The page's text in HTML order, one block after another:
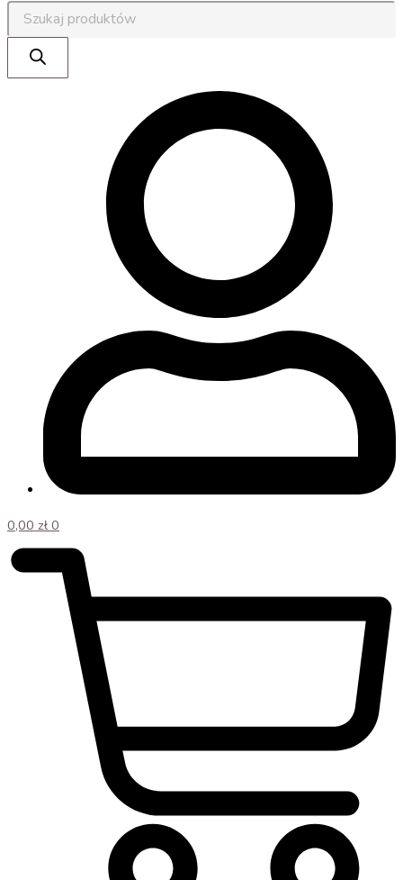
0,00 zł 0